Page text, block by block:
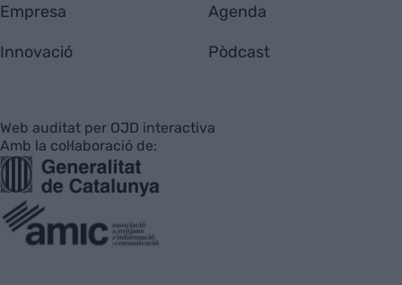
Empresa
Innovació
Agenda
Pòdcast
Web auditat per OJD interactiva
Amb la col·laboració de: